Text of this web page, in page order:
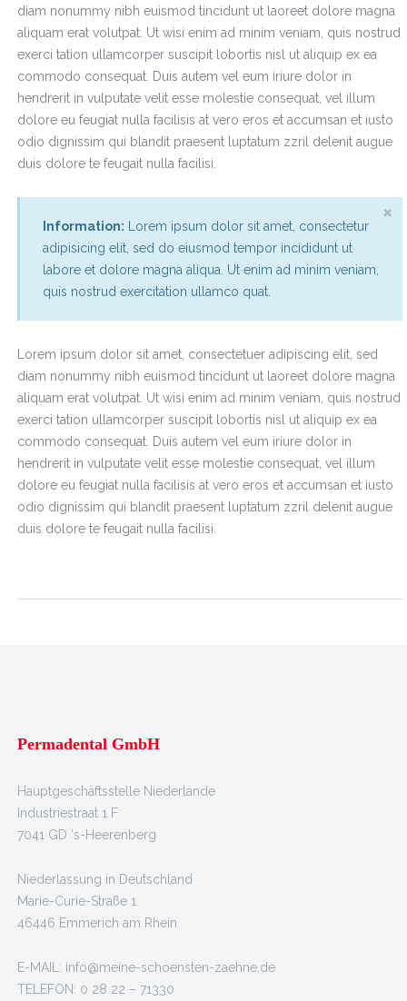
diam nonummy nibh euismod tincidunt ut laoreet dolore magna
aliquam erat volutpat. Ut wisi enim ad minim veniam, quis nostrud
exerci tation ullamcorper suscipit lobortis nisl ut aliquip ex ea
commodo consequat. Duis autem vel eum iriure dolor in
hendrerit in vulputate velit esse molestie consequat, vel illum
dolore eu feugiat nulla facilisis at vero eros et accumsan et iusto
odio dignissim qui blandit praesent luptatum zzril delenit augue
duis dolore te feugait nulla facilisi.
Information: Lorem ipsum dolor sit amet, consectetur
adipisicing elit, sed do eiusmod tempor incididunt ut
labore et dolore magna aliqua. Ut enim ad minim veniam,
quis nostrud exercitation ullamco quat.
×
Lorem ipsum dolor sit amet, consectetuer adipiscing elit, sed
diam nonummy nibh euismod tincidunt ut laoreet dolore magna
aliquam erat volutpat. Ut wisi enim ad minim veniam, quis nostrud
exerci tation ullamcorper suscipit lobortis nisl ut aliquip ex ea
commodo consequat. Duis autem vel eum iriure dolor in
hendrerit in vulputate velit esse molestie consequat, vel illum
dolore eu feugiat nulla facilisis at vero eros et accumsan et iusto
odio dignissim qui blandit praesent luptatum zzril delenit augue
duis dolore te feugait nulla facilisi.
Permadental GmbH
Hauptgeschäftsstelle Niederlande
Industriestraat 1 F
7041 GD ‘s-Heerenberg
Niederlassung in Deutschland
Marie-Curie-Straße 1
46446 Emmerich am Rhein
E-MAIL: info@meine-schoensten-zaehne.de
TELEFON: 0 28 22 – 71330